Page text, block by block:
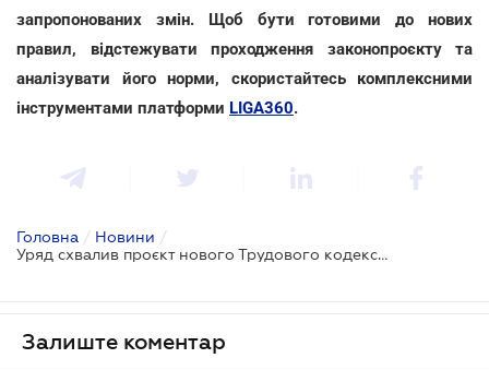
запропонованих змін. Щоб бути готовими до нових
правил, відстежувати проходження законопроєкту та
аналізувати його норми, скористайтесь комплексними
інструментами платформи LIGA360.
Головна / Новини /
Уряд схвалив проєкт нового Трудового кодексу: що зміниться для працівників та роботодавців
Залиште коментар